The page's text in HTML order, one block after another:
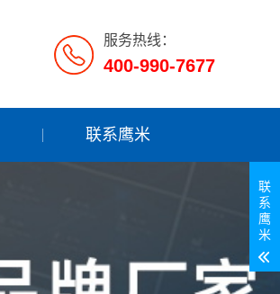
服务热线：
400-990-7677
联系鹰米
联
系
鹰
米